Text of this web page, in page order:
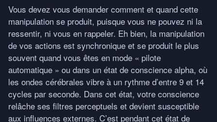
Vous devez vous demander comment et quand cette
manipulation se produit, puisque vous ne pouvez ni la
ressentir, ni vous en rappeler. Eh bien, la manipulation
de vos actions est synchronique et se produit le plus
souvent quand vous êtes en mode « pilote
automatique » ou dans un état de conscience alpha, où
les ondes cérébrales vibre à un rythme d’entre 9 et 14
cycles par seconde. Dans cet état, votre conscience
relâche ses filtres perceptuels et devient susceptible
aux influences externes. C’est pendant cet état de